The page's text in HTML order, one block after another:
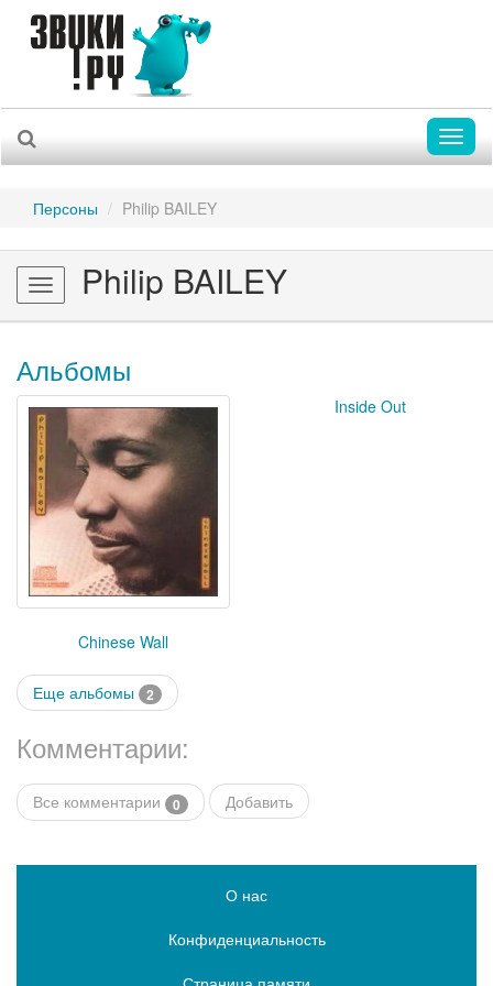
Персоны Philip BAILEY
Toggle
navigation
Philip BAILEY
Альбомы
Chinese Wall
Inside Out
Еще альбомы 2
Комментарии:
Все комментарии 0 Добавить
О нас
Конфиденциальность